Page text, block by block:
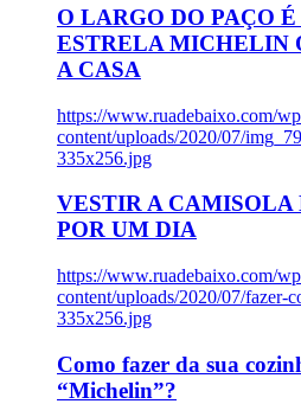
O LARGO DO PAÇO
ESTRELA MICHELIN
A CASA
https://www.ruadebaixo.com/
content/uploads/2020/07/
335x256.jpg
VESTIR A CAMISOLA
POR UM DIA
https://www.ruadebaixo.com/
content/uploads/2020/07/fazer-
335x256.jpg
Como fazer da sua
“Michelin”?